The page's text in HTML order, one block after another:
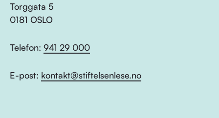
Torggata 5
0181 OSLO
Telefon: 941 29 000
E-post: kontakt@stiftelsenlese.no